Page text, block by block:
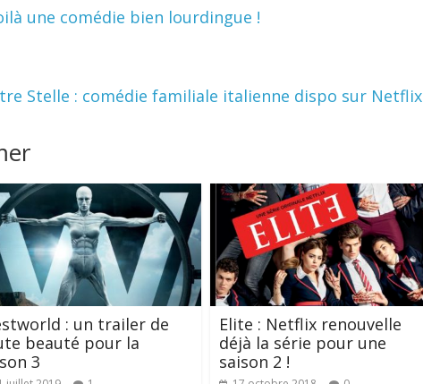
une comédie bien lourdingue !
Stelle : comédie familiale italienne dispo sur Netflix
: un trailer de
beauté pour la
3
Elite : Netflix renouvelle
déjà la série pour une
saison 2 !